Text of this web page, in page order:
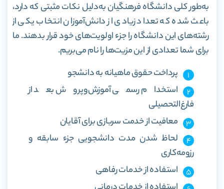
به‌طور کلی دانشگاه فرهنگیان به‌دلیل نکات مثبتی که دارد،
باعث شده که تعداد زیادی از دانش‌آموزان انتخاب یکی از
رشته‌های این دانشگاه را جزء اولویت‌های خود قرار بدهند. ما
برای شما تعدادی از این مزیت‌ها را نام می‌بریم.
پرداخت حقوق ماهیانه به دانشجو
استخدام رسمی آموزش‌وپروش بعد از
فارغ‌التحصیلی
معافیت از خدمت سربازی برای آقایان
لحاظ شدن مدت دانشجویی جزء سابقه و
رزومه‌کاری
استفاده از خدمات رفاهی